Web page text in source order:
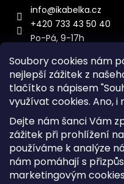
Soubory cookies nám
nejlepší zážitek z
tlačítko s nápisem
využívat cookies. Ano, i
Dejte nám šanci Vám
zážitek při prohlížení
používáme k analýze
nám pomáhají s
marketingovým
info@ikabelka.cz
+420 733 43 50 40
Po-Pá, 9-17h
Kontakt
Sitemap
Doprava a Platba
Reklamace Zboží
Obchodní podmínky